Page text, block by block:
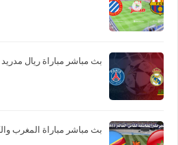
بث مباشر مباراة ريال
بث مباشر مباراة المغرب